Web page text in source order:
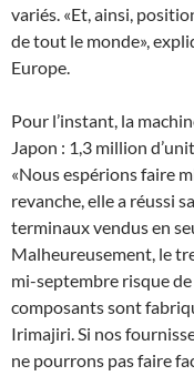
variés. «Et, ainsi,
de tout le monde»,
Europe.
Pour l’instant, la
Japon : 1,3 million
«Nous espérions faire
revanche, elle a réussi
terminaux vendus en
Malheureusement, le
mi-septembre risque de
composants sont
Irimajiri. Si nos
ne pourrons pas faire